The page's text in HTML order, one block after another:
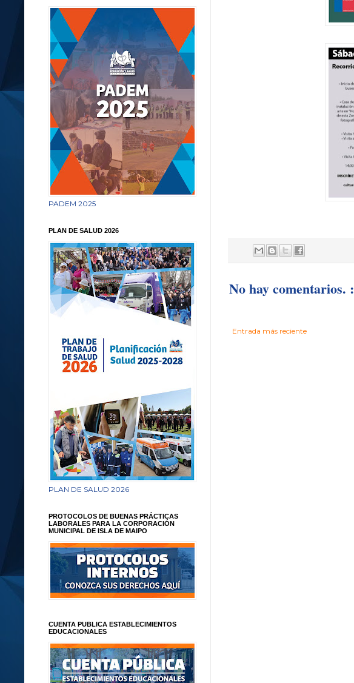
No hay comentarios. :
Entrada más reciente
PADEM 2025
PLAN DE SALUD 2026
PLAN DE SALUD 2026
PROTOCOLOS DE BUENAS PRÁCTICAS
LABORALES PARA LA CORPORACIÓN
MUNICIPAL DE ISLA DE MAIPO
CUENTA PUBLICA ESTABLECIMIENTOS
EDUCACIONALES